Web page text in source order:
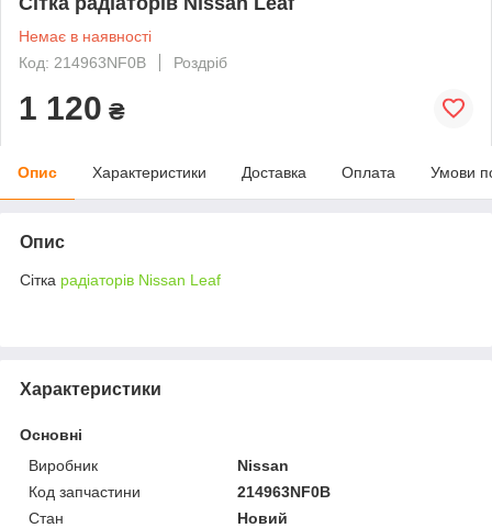
Немає в наявності
Код: 214963NF0B
Роздріб
1 120 ₴
Опис Характеристики Доставка Оплата Умови
Опис
Сітка радіаторів Nissan Leaf
Характеристики
Основні
Виробник
Nissan
Код запчастини
214963NF0B
Стан
Новий